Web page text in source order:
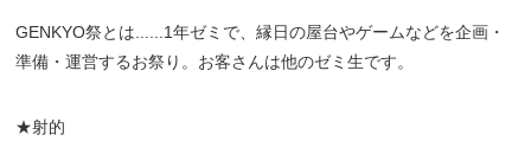
GENKYO祭とは......1年ゼミで、縁日の屋台やゲームなどを企画・
準備・運営するお祭り。お客さんは他のゼミ生です。
★射的